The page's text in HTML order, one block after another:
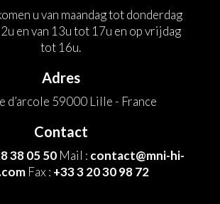
u van maandag tot donderdag
en van 13u tot 17u en op vrijdag
tot 16u.
Adres
d’arcole 59000 Lille - France
Contact
38 05 50 Mail : contact@mni-hi-
Fax : +33 3 20 30 98 72